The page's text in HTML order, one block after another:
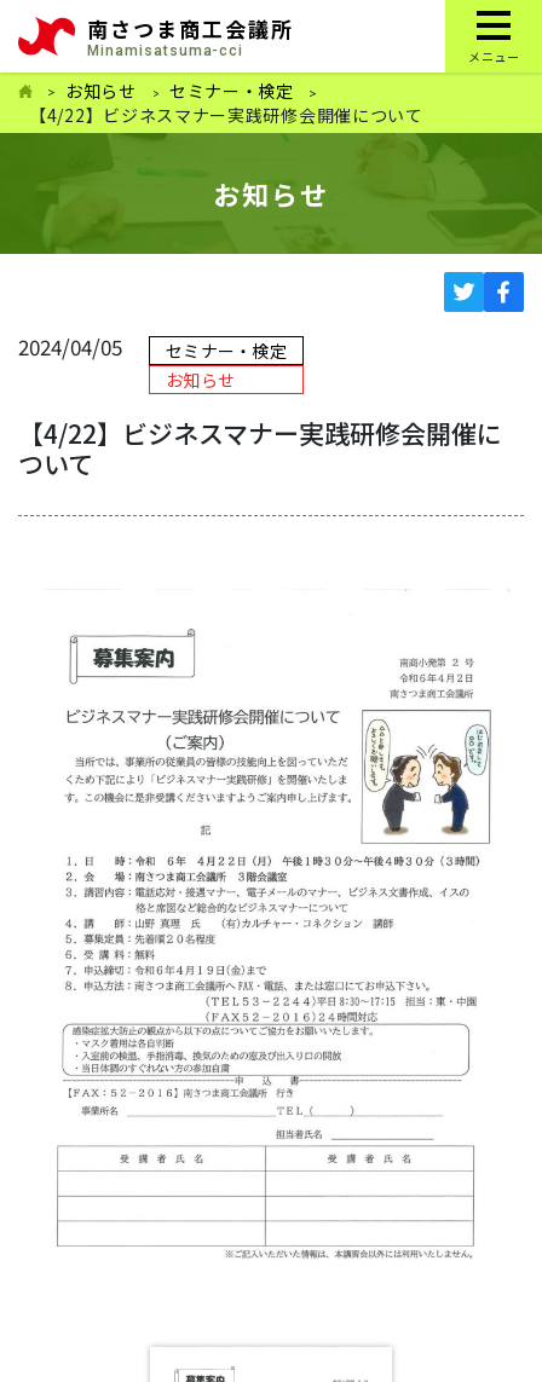
南さつま商工会議所
Minamisatsuma-cci メニュー
お知らせ
セミナー・検定
【4/22】ビジネスマナー実践研修会開催について
お知らせ
2024/04/05
セミナー・検定
お知らせ
【4/22】ビジネスマナー実践研修会開催に
ついて